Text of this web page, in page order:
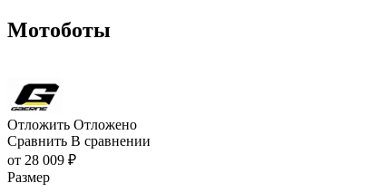
Мотоботы
Отложить Отложено
Сравнить В сравнении
от 28 009 ₽
Размер